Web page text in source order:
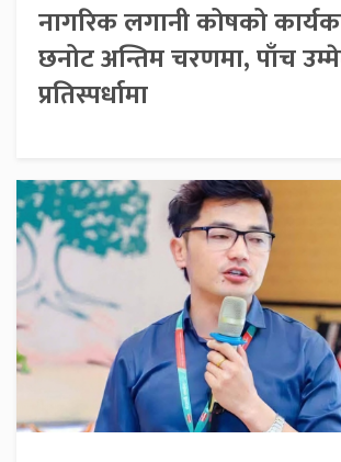
नागरिक लगानी कोषको
छनोट अन्तिम चरणमा, पाँच
प्रतिस्पर्धामा